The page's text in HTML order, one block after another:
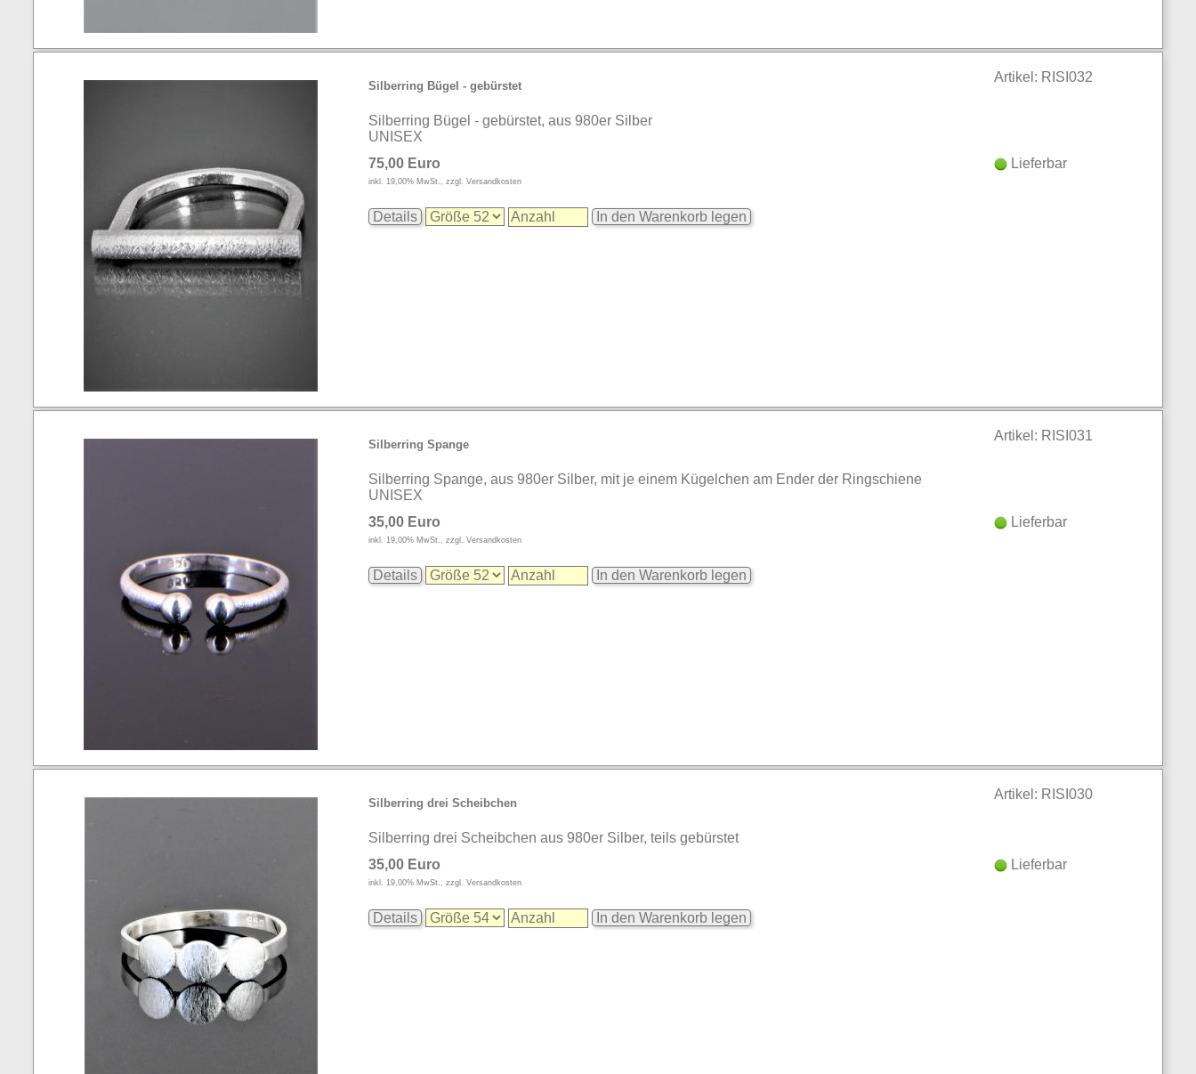
Silberring Bügel - gebürstet
Artikel: RISI032
Silberring Bügel - gebürstet, aus 980er Silber
UNISEX
75,00 Euro
inkl. 19,00% MwSt., zzgl. Versandkosten
Lieferbar
Details In den Warenkorb legen
Silberring Spange
Artikel: RISI031
Silberring Spange, aus 980er Silber, mit je einem Kügelchen am Ender der Ringschiene
UNISEX
35,00 Euro
inkl. 19,00% MwSt., zzgl. Versandkosten
Lieferbar
Details In den Warenkorb legen
Silberring drei Scheibchen
Artikel: RISI030
Silberring drei Scheibchen aus 980er Silber, teils gebürstet
35,00 Euro
inkl. 19,00% MwSt., zzgl. Versandkosten
Lieferbar
Details In den Warenkorb legen